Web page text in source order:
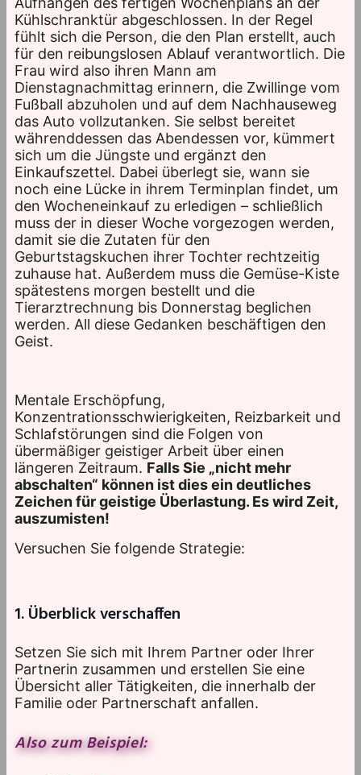
Kühlschranktür abgeschlossen. In der Regel
fühlt sich die Person, die den Plan erstellt, auch
für den reibungslosen Ablauf verantwortlich. Die
Frau wird also ihren Mann am
Dienstagnachmittag erinnern, die Zwillinge vom
Fußball abzuholen und auf dem Nachhauseweg
das Auto vollzutanken. Sie selbst bereitet
währenddessen das Abendessen vor, kümmert
sich um die Jüngste und ergänzt den
Einkaufszettel. Dabei überlegt sie, wann sie
noch eine Lücke in ihrem Terminplan findet, um
den Wocheneinkauf zu erledigen – schließlich
muss der in dieser Woche vorgezogen werden,
damit sie die Zutaten für den
Geburtstagskuchen ihrer Tochter rechtzeitig
zuhause hat. Außerdem muss die Gemüse-Kiste
spätestens morgen bestellt und die
Tierarztrechnung bis Donnerstag beglichen
werden. All diese Gedanken beschäftigen den
Geist.
Mentale Erschöpfung,
Konzentrationsschwierigkeiten, Reizbarkeit und
Schlafstörungen sind die Folgen von
übermäßiger geistiger Arbeit über einen
längeren Zeitraum. Falls Sie „nicht mehr
abschalten“ können ist dies ein deutliches
Zeichen für geistige Überlastung. Es wird Zeit,
auszumisten!
Versuchen Sie folgende Strategie:
1. Überblick verschaffen
Setzen Sie sich mit Ihrem Partner oder Ihrer
Partnerin zusammen und erstellen Sie eine
Übersicht aller Tätigkeiten, die innerhalb der
Familie oder Partnerschaft anfallen.
Also zum Beispiel: